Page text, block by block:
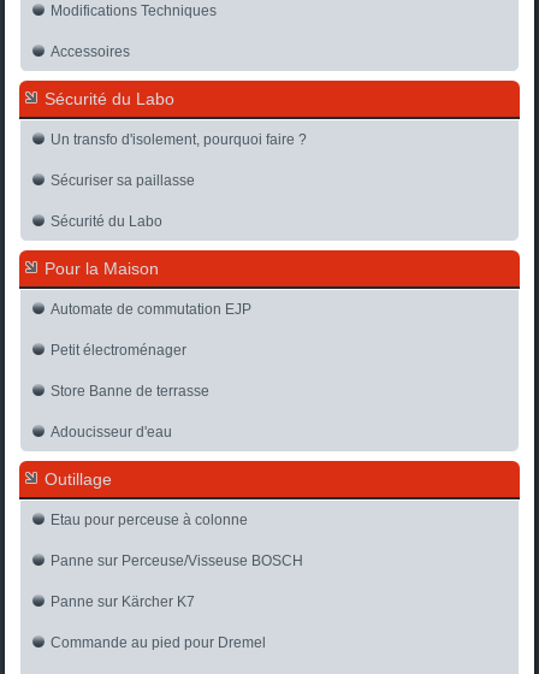
Modifications Techniques
Accessoires
Sécurité du Labo
Un transfo d'isolement, pourquoi faire ?
Sécuriser sa paillasse
Sécurité du Labo
Pour la Maison
Automate de commutation EJP
Petit électroménager
Store Banne de terrasse
Adoucisseur d'eau
Outillage
Etau pour perceuse à colonne
Panne sur Perceuse/Visseuse BOSCH
Panne sur Kärcher K7
Commande au pied pour Dremel